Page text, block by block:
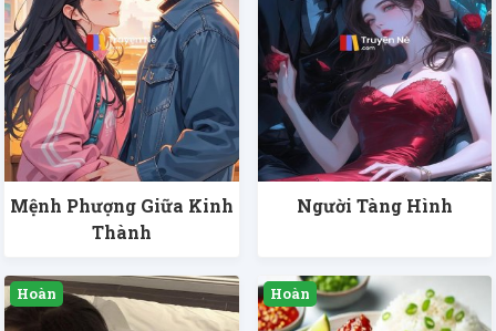
Mệnh Phượng Giữa Kinh
Thành
Người Tàng Hình